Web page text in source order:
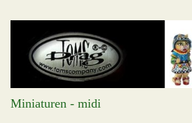
Miniaturen - midi